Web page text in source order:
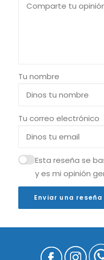
Tu nombre
Tu correo electrónico
Esta reseña se
y es mi opinión
Enviar una reseña